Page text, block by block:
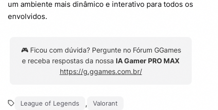
um ambiente mais dinâmico e interativo para todos os
envolvidos.
🎮 Ficou com dúvida? Pergunte no Fórum GGames
e receba respostas da nossa IA Gamer PRO MAX
https://g.ggames.com.br/
League of Legends , Valorant